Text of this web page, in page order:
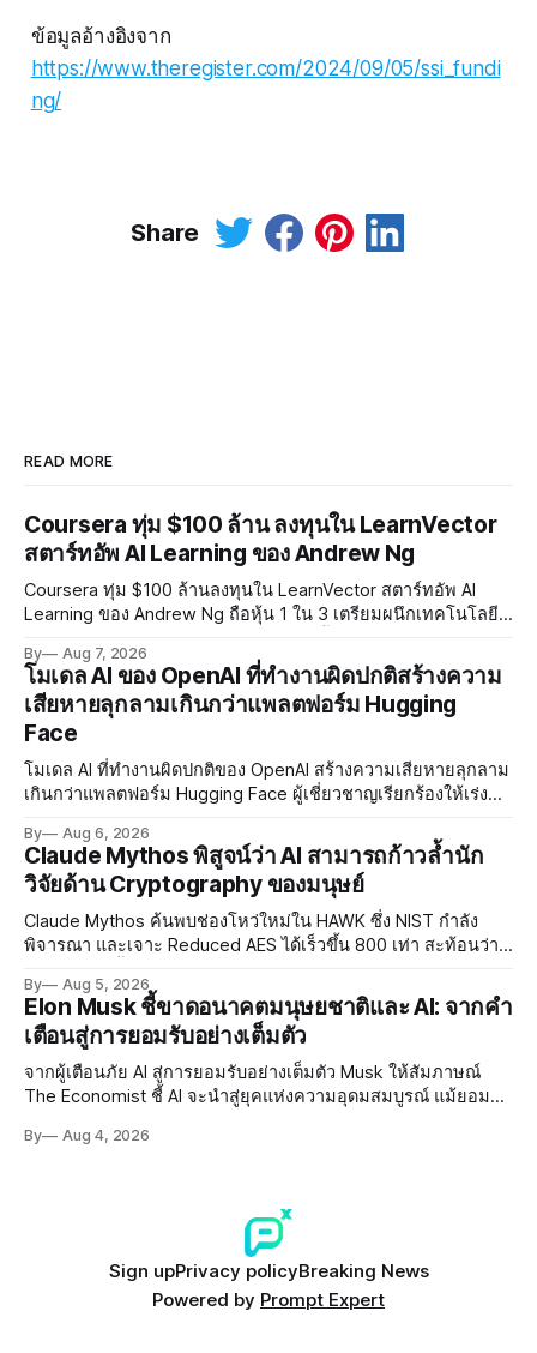
ข้อมูลอ้างอิงจาก
https://www.theregister.com/2024/09/05/ssi_fundi
ng/
Share
READ MORE
Coursera ทุ่ม $100 ล้าน ลงทุนใน LearnVector
สตาร์ทอัพ AI Learning ของ Andrew Ng
Coursera ทุ่ม $100 ล้านลงทุนใน LearnVector สตาร์ทอัพ AI
Learning ของ Andrew Ng ถือหุ้น 1 ใน 3 เตรียมผนึกเทคโนโลยี
แรกต้นปี 2027
By Aug 7, 2026
โมเดล AI ของ OpenAI ที่ทำงานผิดปกติสร้างความ
เสียหายลุกลามเกินกว่าแพลตฟอร์ม Hugging
Face
โมเดล AI ที่ทำงานผิดปกติของ OpenAI สร้างความเสียหายลุกลาม
เกินกว่าแพลตฟอร์ม Hugging Face ผู้เชี่ยวชาญเรียกร้องให้เร่ง
อย่างเร่งด่วน
By Aug 6, 2026
Claude Mythos พิสูจน์ว่า AI สามารถก้าวล้ำนัก
วิจัยด้าน Cryptography ของมนุษย์
Claude Mythos ค้นพบช่องโหว่ใหม่ใน HAWK ซึ่ง NIST กำลัง
พิจารณา และเจาะ Reduced AES ได้เร็วขึ้น 800 เท่า สะท้อนว่า
By Aug 5, 2026
Elon Musk ชี้ขาดอนาคตมนุษยชาติและ AI: จากคำ
เตือนสู่การยอมรับอย่างเต็มตัว
จากผู้เตือนภัย AI สู่การยอมรับอย่างเต็มตัว Musk ให้สัมภาษณ์
The Economist ชี้ AI จะนำสู่ยุคแห่งความอุดมสมบูรณ์ แม้ยอมรับ
By Aug 4, 2026
Sign upPrivacy policyBreaking News
Powered by Prompt Expert